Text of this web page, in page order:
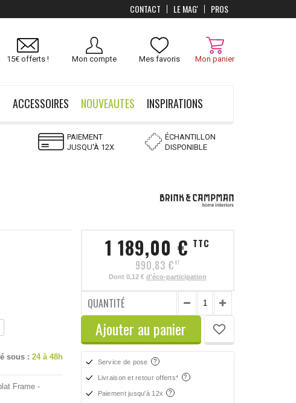
Mon panier
Mes favoris
Mon compte
15€ offerts !
ACCESSOIRES NOUVEAUTES INSPIRATIONS
PAIEMENT
JUSQU'À 12X
ÉCHANTILLON
DISPONIBLE
sous : 24 à 48h
Frame -
1 189,00 € TTC
990,83 € HT
Dont 0,12 € d'éco-participation
QUANTITÉ
Ajouter au panier
Service de pose
Livraison et retour offerts*
Paiement jusqu'à 12x
PROS
LE MAG'
CONTACT
OFFERTSdès 100 €